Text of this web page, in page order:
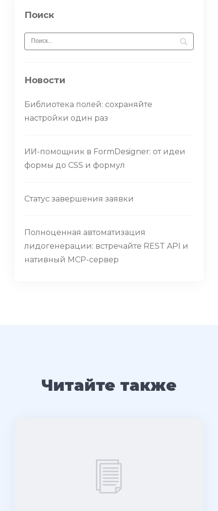
Поиск
Новости
Библиотека полей: сохраняйте
настройки один раз
ИИ-помощник в FormDesigner: от идеи
формы до CSS и формул
Статус завершения заявки
Полноценная автоматизация
лидогенерации: встречайте REST API и
нативный MCP-сервер
Читайте также